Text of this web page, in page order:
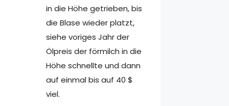
in die Höhe getrieben, bis
die Blase wieder platzt,
siehe voriges Jahr der
Ölpreis der förmilch in die
Höhe schnellte und dann
auf einmal bis auf 40 $
viel.